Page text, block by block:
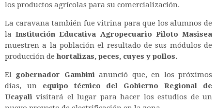
los productos agrícolas para su comercialización.
La caravana también fue vitrina para que los alumnos de
laInstitución Educativa Agropecuario Piloto Masisea
muestren a la población el resultado de sus módulos de
producción dehortalizas, peces, cuyes y pollos.
El gobernador Gambinianunció que, en los próximos
días, un equipo técnico del Gobierno Regional de
Ucayali visitará el lugar para hacer los estudios de un